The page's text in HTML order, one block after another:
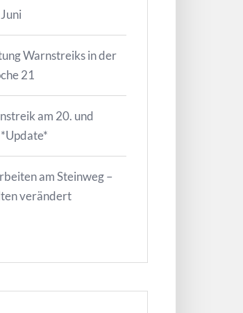
Warnstreiks in der
21
am 20. und
am Steinweg –
verändert